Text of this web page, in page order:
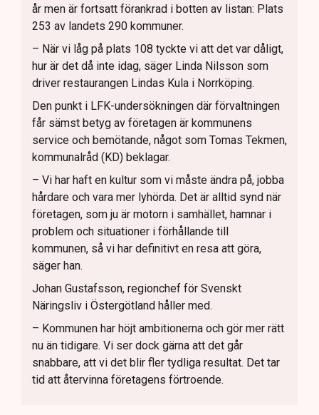
år men är fortsatt förankrad i botten av listan: Plats
253 av landets 290 kommuner.
– När vi låg på plats 108 tyckte vi att det var dåligt,
hur är det då inte idag, säger Linda Nilsson som
driver restaurangen Lindas Kula i Norrköping.
Den punkt i LFK-undersökningen där förvaltningen
får sämst betyg av företagen är kommunens
service och bemötande, något som Tomas Tekmen,
kommunalråd (KD) beklagar.
– Vi har haft en kultur som vi måste ändra på, jobba
hårdare och vara mer lyhörda. Det är alltid synd när
företagen, som ju är motorn i samhället, hamnar i
problem och situationer i förhållande till
kommunen, så vi har definitivt en resa att göra,
säger han.
Johan Gustafsson, regionchef för Svenskt
Näringsliv i Östergötland håller med.
– Kommunen har höjt ambitionerna och gör mer rätt
nu än tidigare. Vi ser dock gärna att det går
snabbare, att vi det blir fler tydliga resultat. Det tar
tid att återvinna företagens förtroende.